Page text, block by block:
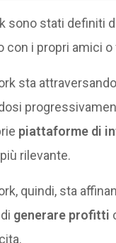
sono stati definiti
con i propri amici
sta
piattaforme di
rilevante.
quindi, sta
generare profitti